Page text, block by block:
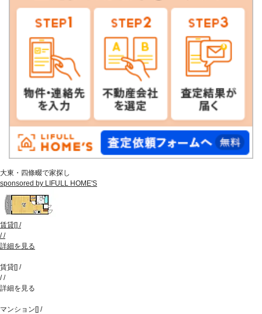
大東・四條畷で家探し
sponsored by LIFULL HOME'S
賃貸[] /
//
詳細を見る
賃貸[] /
//
詳細を見る
マンション[] /